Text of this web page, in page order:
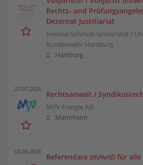
Rechts- und
Dezernat Justitiariat
Helmut-Schmidt-Universität /
Bundeswehr Hamburg
Hamburg
27.07.2026
Rechtsanwalt /
MVV Energie AG
Mannheim
03.08.2026
Referendare (m/w/d) für